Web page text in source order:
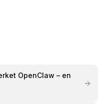
OpenClaw – en